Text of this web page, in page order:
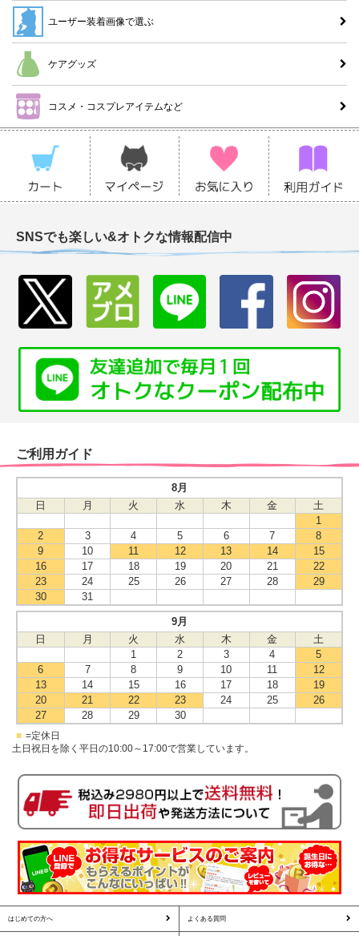
ユーザー装着画像で選ぶ
ケアグッズ
コスメ・コスプレアイテムなど
SNSでも楽しい&オトクな情報配信中
ご利用ガイド
8月
日
月 火 水 木 金
土
1
2
3 4 5 6 7
8
9
10 11 12 13 14
15
16
17 18 19 20 21
22
23
24 25 26 27 28
29
30
31
9月
日
月 火 水 木 金
土
1
2 3 4
5
6
7 8 9 10 11
12
13
14 15 16 17 18
19
20
21 22 23 24 25
26
27
28 29 30
■ =定休日
土日祝日を除く平日の10:00～17:00で営業しています。
はじめての方へ よくある質問